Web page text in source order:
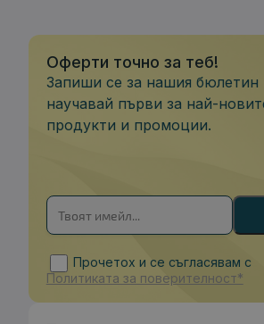
Оферти точно за теб!
Запиши се за нашия бюлетин
научавай първи за най-
продукти и промоции.
Прочетох и се съгласявам с
Политиката за поверителност*